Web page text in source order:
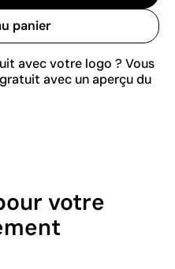
panier
avec votre logo ? Vous
avec un aperçu du
votre